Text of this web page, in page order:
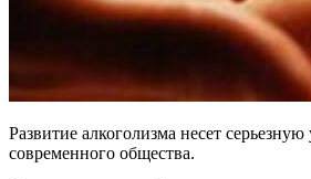
Развитие алкоголизма несет серьезную
современного общества.